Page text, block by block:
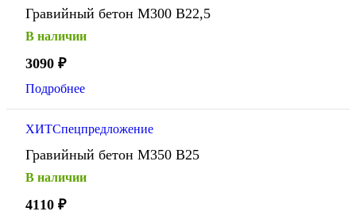
Гравийный бетон М300 В22,5
В наличии
3090 ₽
Подробнее
ХИТСпецпредложение
Гравийный бетон М350 В25
В наличии
4110 ₽